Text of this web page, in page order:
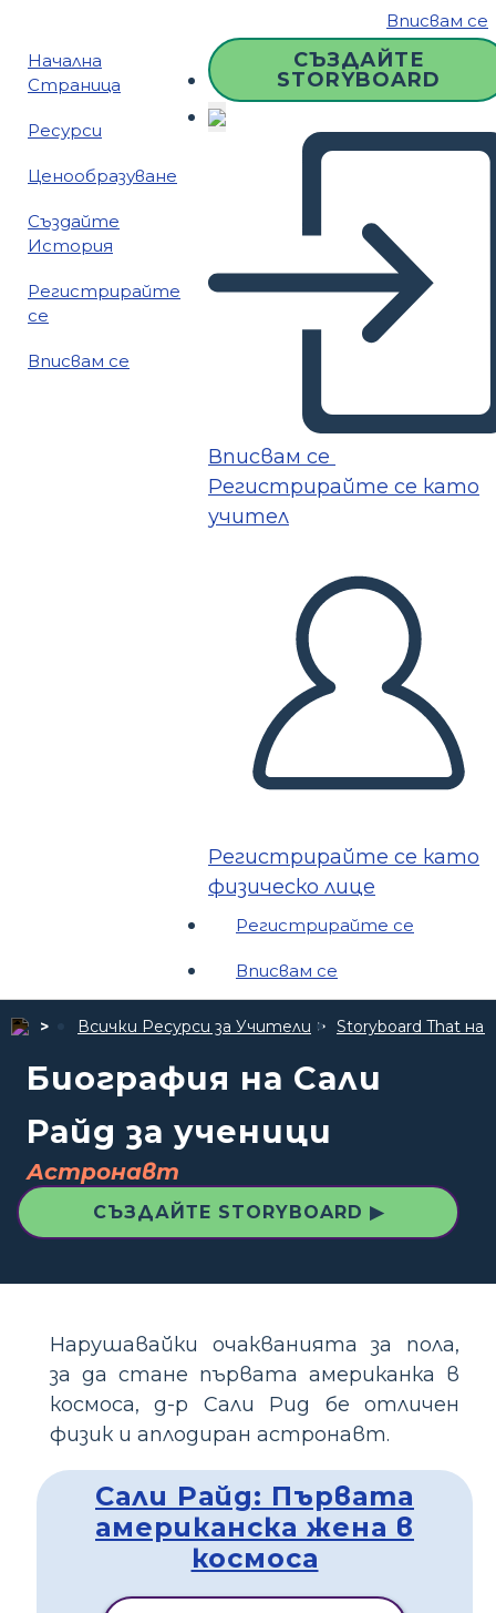
Вписвам се
Начална
Страница
Ресурси
Ценообразуване
Създайте
История
Регистрирайте
се
Вписвам се
СЪЗДАЙТЕ
STORYBOARD
Вписвам се
Регистрирайте се като
учител
Регистрирайте се като
физическо лице
Регистрирайте се
Вписвам се
Всички Ресурси за Учители Storyboard That
Биография на Сали
Райд за ученици
Астронавт
СЪЗДАЙТЕ STORYBOARD ▶
Нарушавайки очакванията за пола,
за да стане първата американка в
космоса, д-р Сали Рид бе отличен
физик и аплодиран астронавт.
Сали Райд: Първата
американска жена в
космоса